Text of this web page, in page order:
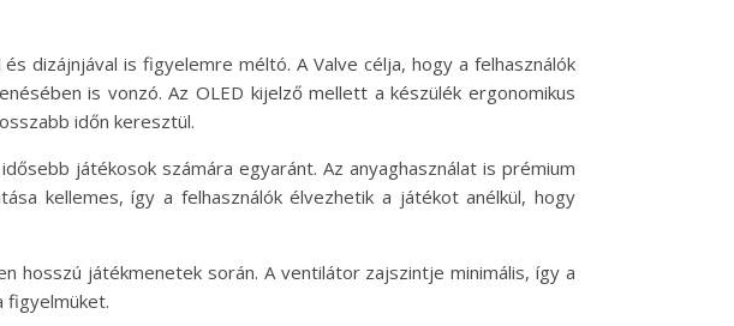
dizájnjával is figyelemre méltó. A Valve célja, hogy a felhasználók
is vonzó. Az OLED kijelző mellett a készülék ergonomikus
időn keresztül.
játékosok számára egyaránt. Az anyaghasználat is prémium
kellemes, így a felhasználók élvezhetik a játékot anélkül, hogy
hosszú játékmenetek során. A ventilátor zajszintje minimális, így a
figyelmüket.